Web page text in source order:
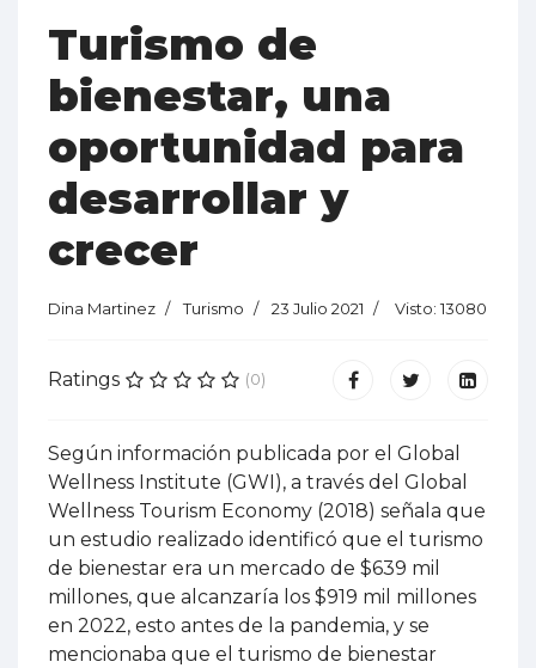
Turismo de
bienestar, una
oportunidad para
desarrollar y
crecer
Dina Martinez Turismo 23 Julio 2021 Visto: 13080
Ratings (0)
Según información publicada por el Global
Wellness Institute (GWI), a través del Global
Wellness Tourism Economy (2018) señala que
un estudio realizado identificó que el turismo
de bienestar era un mercado de $639 mil
millones, que alcanzaría los $919 mil millones
en 2022, esto antes de la pandemia, y se
mencionaba que el turismo de bienestar